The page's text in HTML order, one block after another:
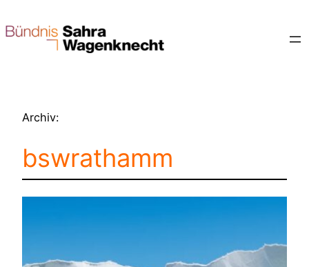
Inhalt
Archiv:
bswrathamm